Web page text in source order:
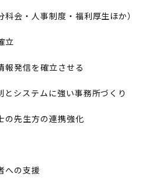
科会・人事制度・福利厚生ほか）
立
報発信を確立させる
とシステムに強い事務所づくり
の先生方の連携強化
への支援